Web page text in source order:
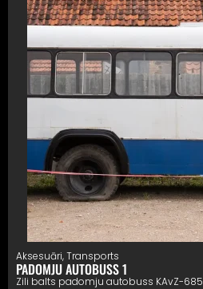
Aksesuāri,Transports
PADOMJU AUTOBUSS 1
Zili balts padomju autobuss KAvZ-685